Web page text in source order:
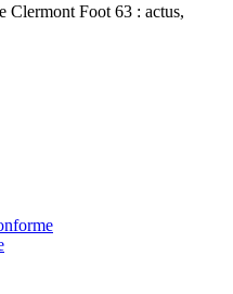
Clermont Foot 63 : actus,